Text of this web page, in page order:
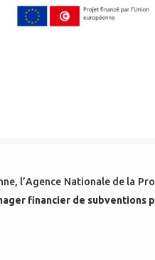
l’Agence Nationale de la
financier de subventions